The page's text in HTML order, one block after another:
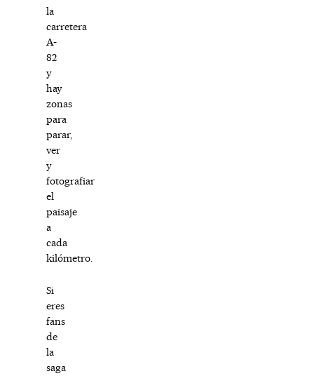
la
carretera
A-
82
y
hay
zonas
para
parar,
ver
y
fotografiar
el
paisaje
a
cada
kilómetro.
Si
eres
fans
de
la
saga